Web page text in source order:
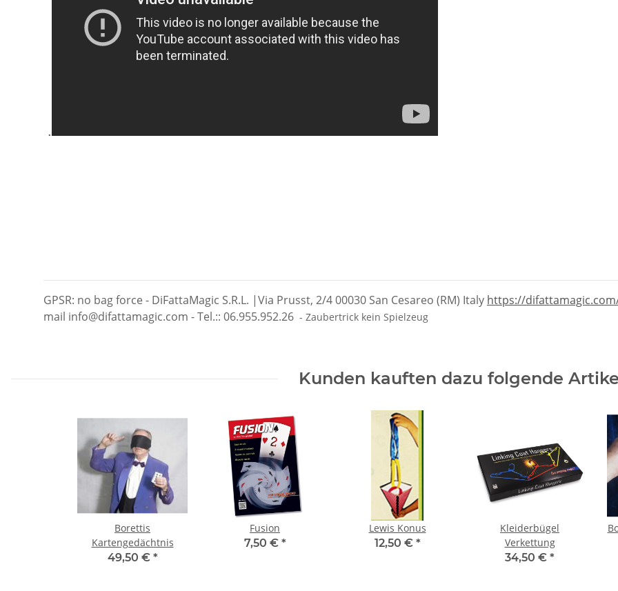
.
GPSR: no bag force - DiFattaMagic S.R.L. |Via Prusst, 2/4 00030 San Cesareo (RM) Italy https://
mail info@difattamagic.com - Tel.:: 06.955.952.26 - Zaubertrick kein Spielzeug
Kunden kauften dazu folgende
Borettis
Kartengedächtnis
49,50 € *
Fusion
7,50 € *
Lewis Konus
12,50 € *
Kleiderbügel
Verkettung
34,50 € *